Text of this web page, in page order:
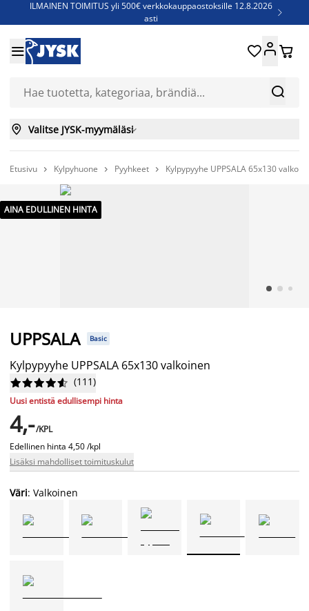
ILMAINEN TOIMITUS yli 500€ verkkokauppaostoksille 12.8.2026
asti

Jenkkisänkyjä - Säästä jopa 60%


 
 Valitse JYSK-myymäläsi
Etusivu  Kylpyhuone  Pyyhkeet  Kylpypyyhe UPPSALA 65x130
AINA EDULLINEN HINTA
UPPSALA Basic
Kylpypyyhe UPPSALA 65x130 valkoinen





 (111)
Uusi entistä edullisempi hinta
4,-/KPL
Edellinen hinta 4,50 /kpl
Lisäksi mahdolliset toimituskulut
Väri: Valkoinen